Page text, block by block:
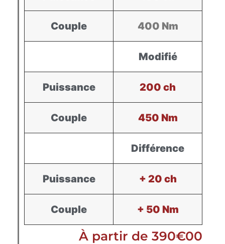
Couple 400 Nm
Modifié
Puissance 200 ch
Couple 450 Nm
Différence
Puissance + 20 ch
Couple + 50 Nm
À partir de 390€00